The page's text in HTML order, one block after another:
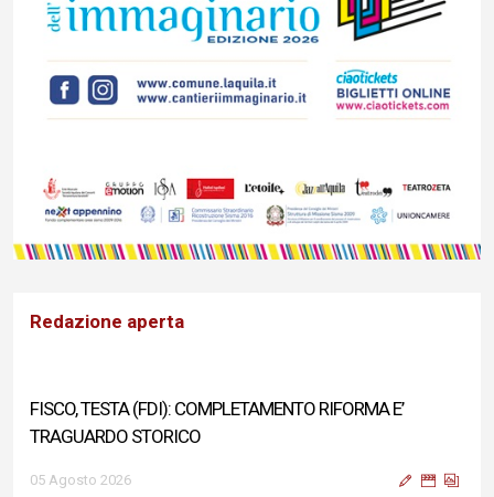
Redazione aperta
FISCO, TESTA (FDI): COMPLETAMENTO RIFORMA E’
TRAGUARDO STORICO
05 Agosto 2026